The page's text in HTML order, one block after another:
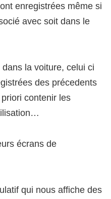
enregistrées même si
avec soit dans le
la voiture, celui ci
des précedents
contenir les
écrans de
qui nous affiche des